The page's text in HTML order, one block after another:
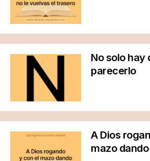
No solo hay
parecerlo
A Dios
mazo dando